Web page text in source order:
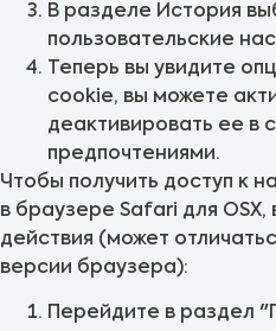
В разделе История
пользовательские
Теперь вы увидите
cookie, вы можете
деактивировать ее в
предпочтениями.
Чтобы получить доступ к
в браузере Safari для
действия (может
версии браузера):
Перейдите в раздел